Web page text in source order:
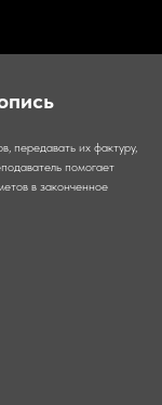
передавать их фактуру,
помогает
в законченное